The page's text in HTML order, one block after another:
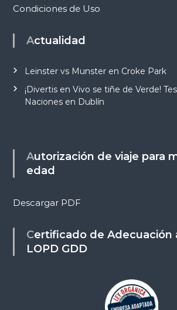
Condiciones de Uso
Actualidad
Leinster vs Munster en Croke Park
¡Divertis en Vivo se tiñe de Verde!
Naciones en Dublín
Autorización de viaje para menores de
edad
Descargar PDF
Certificado de Adecuación a la RGPD y
LOPD GDD